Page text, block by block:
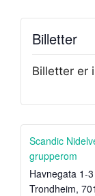
Billetter
Billetter er
Scandic
grupperom
Havnegata 1-3
Trondheim,